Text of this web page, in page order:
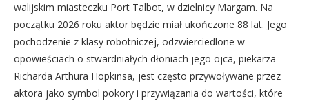
walijskim miasteczku Port Talbot, w dzielnicy Margam. Na
początku 2026 roku aktor będzie miał ukończone 88 lat. Jego
pochodzenie z klasy robotniczej, odzwierciedlone w
opowieściach o stwardniałych dłoniach jego ojca, piekarza
Richarda Arthura Hopkinsa, jest często przywoływane przez
aktora jako symbol pokory i przywiązania do wartości, które